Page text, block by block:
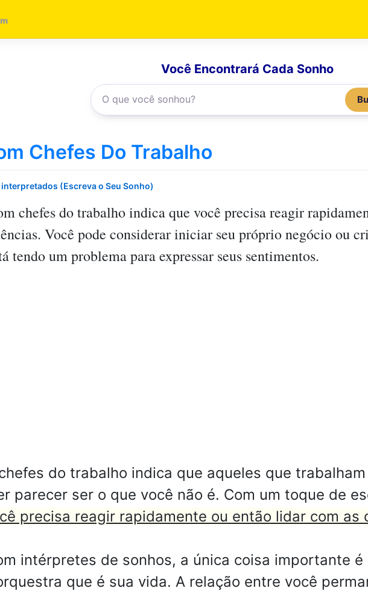
Você Encontrará Cada Sonho
Chefes Do Trabalho
(Escreva o Seu Sonho)
chefes do trabalhoindica que você precisa reagir
Você pode considerar iniciar seu próprio negócio ou
tendo um problema para expressar seus sentimentos.
do trabalho indica que aqueles que
parecer ser o que você não é. Com um toque de
precisa reagir rapidamente ou então lidar com as
intérpretes de sonhos, a única coisa importante
que é sua vida. A relação entre você